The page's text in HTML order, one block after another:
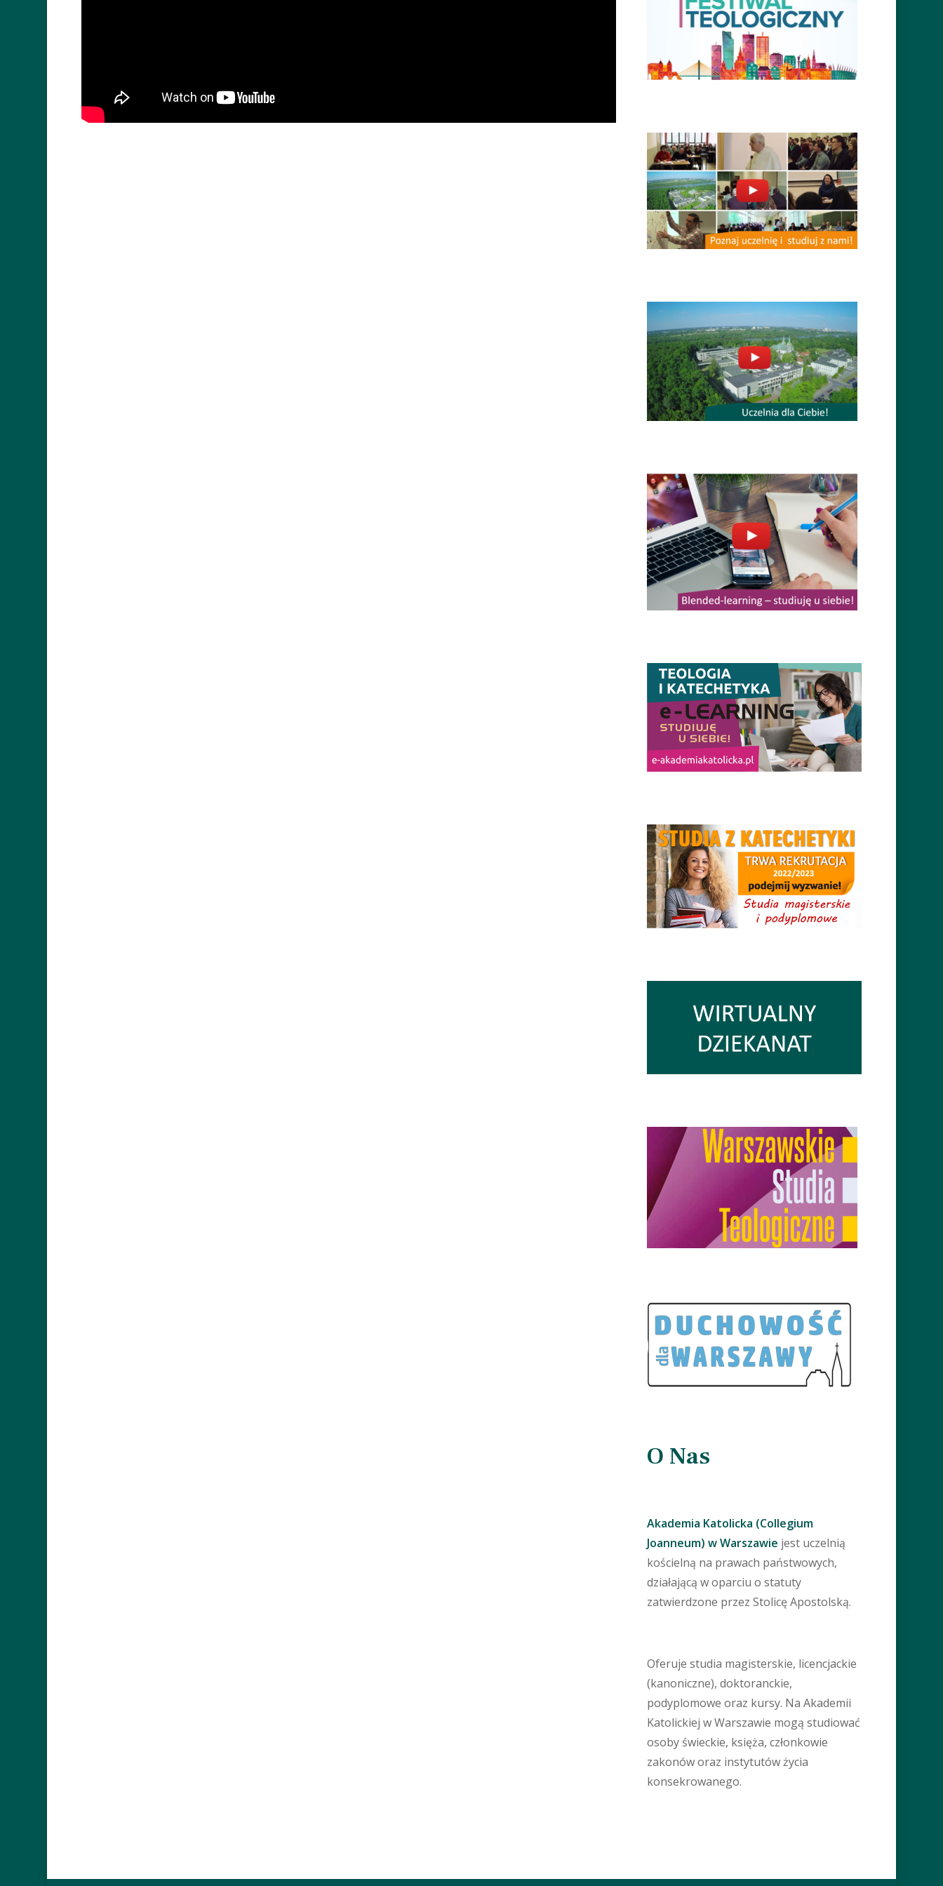
O Nas
Akademia Katolicka (Collegium
Joanneum) w Warszawie jest uczelnią
kościelną na prawach państwowych,
działającą w oparciu o statuty
zatwierdzone przez Stolicę Apostolską.
Oferuje studia magisterskie, licencjackie
(kanoniczne), doktoranckie,
podyplomowe oraz kursy. Na Akademii
Katolickiej w Warszawie mogą studiować
osoby świeckie, księża, członkowie
zakonów oraz instytutów życia
konsekrowanego.